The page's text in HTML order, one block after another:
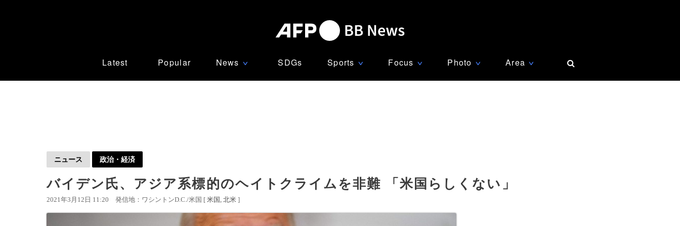
Latest Popular News ∨ SDGs Sports ∨ Focus ∨ Photo ∨ Area ∨
ニュース 政治・経済
バイデン氏、アジア系標的のヘイトクライムを非難 「米国らしくない」
2021年3月12日 11:20 発信地：ワシントンD.C./米国 [ 米国 北米 ]